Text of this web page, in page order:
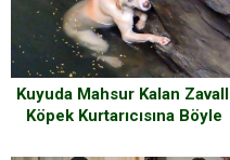
Kuyuda Mahsur Kalan
Köpek Kurtarıcısına Böyle